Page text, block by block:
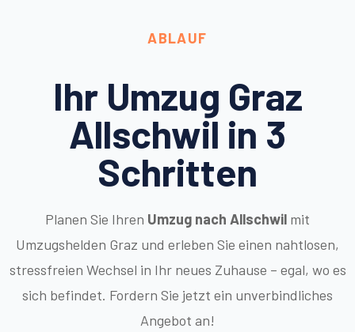
ABLAUF
Ihr Umzug Graz
Allschwil in 3
Schritten
Planen Sie Ihren Umzug nach Allschwil mit
Umzugshelden Graz und erleben Sie einen nahtlosen,
stressfreien Wechsel in Ihr neues Zuhause – egal, wo es
sich befindet. Fordern Sie jetzt ein unverbindliches
Angebot an!